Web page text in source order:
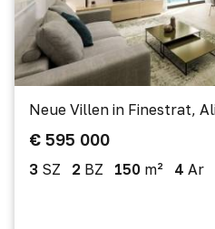
Neue Villen in Finestrat,
€ 595 000
3 SZ 2 BZ 150 m² 4 Ar